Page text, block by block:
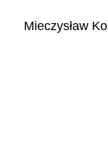
Mieczysław